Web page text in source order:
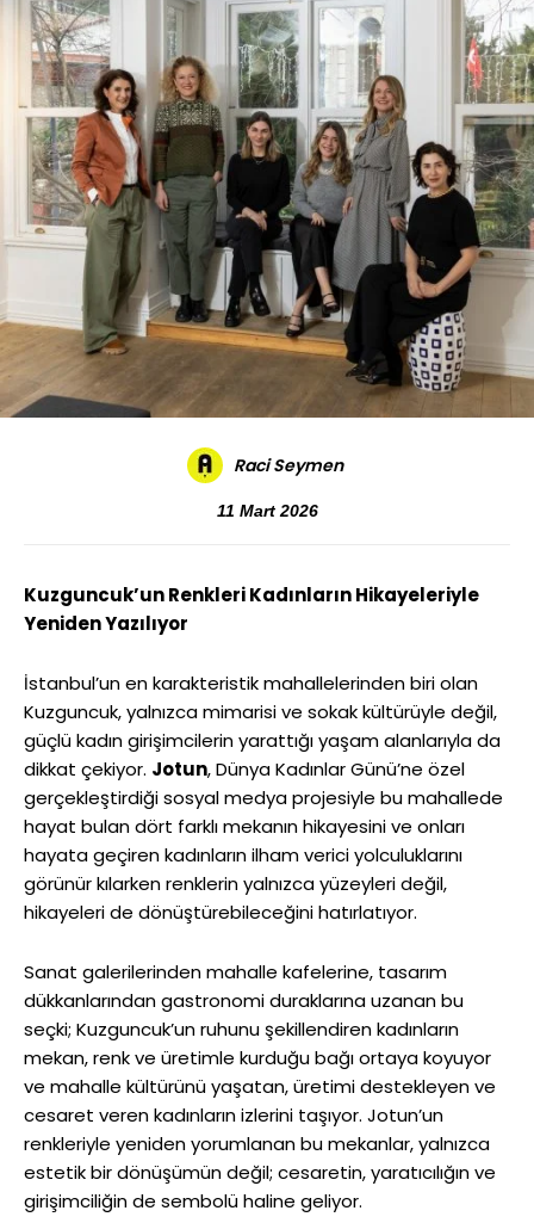
Raci Seymen
11 Mart 2026
Kuzguncuk’un Renkleri Kadınların Hikayeleriyle
Yeniden Yazılıyor
İstanbul’un en karakteristik mahallelerinden biri olan
Kuzguncuk, yalnızca mimarisi ve sokak kültürüyle değil,
güçlü kadın girişimcilerin yarattığı yaşam alanlarıyla da
dikkat çekiyor. Jotun, Dünya Kadınlar Günü’ne özel
gerçekleştirdiği sosyal medya projesiyle bu mahallede
hayat bulan dört farklı mekanın hikayesini ve onları
hayata geçiren kadınların ilham verici yolculuklarını
görünür kılarken renklerin yalnızca yüzeyleri değil,
hikayeleri de dönüştürebileceğini hatırlatıyor.
Sanat galerilerinden mahalle kafelerine, tasarım
dükkanlarından gastronomi duraklarına uzanan bu
seçki; Kuzguncuk’un ruhunu şekillendiren kadınların
mekan, renk ve üretimle kurduğu bağı ortaya koyuyor
ve mahalle kültürünü yaşatan, üretimi destekleyen ve
cesaret veren kadınların izlerini taşıyor. Jotun’un
renkleriyle yeniden yorumlanan bu mekanlar, yalnızca
estetik bir dönüşümün değil; cesaretin, yaratıcılığın ve
girişimciliğin de sembolü haline geliyor.